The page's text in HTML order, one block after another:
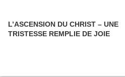
L’ASCENSION DU CHRIST – UNE
TRISTESSE REMPLIE DE JOIE